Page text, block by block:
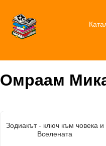
Омраам
Зодиакът - ключ към човека и
Вселената